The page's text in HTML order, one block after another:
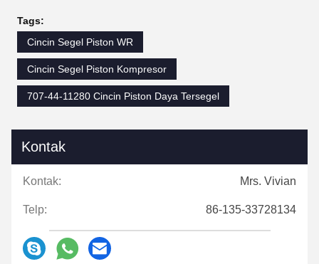
Tags:
Cincin Segel Piston WR
Cincin Segel Piston Kompresor
707-44-11280 Cincin Piston Daya Tersegel
Kontak
Kontak: Mrs. Vivian
Telp: 86-135-33728134